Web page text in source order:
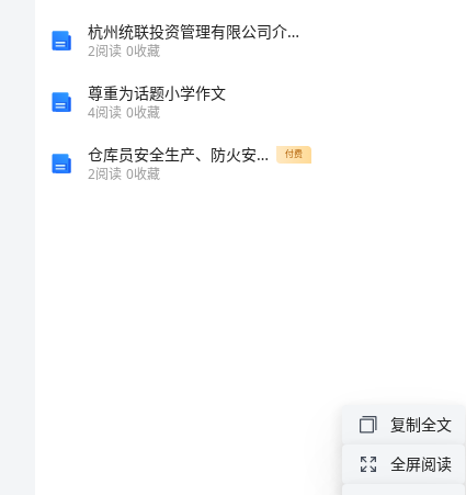
杭州统联投资管理有限公司介绍企业发展分析报告
2阅读 0收藏
尊重为话题小学作文
4阅读 0收藏
仓库员安全生产、防火安全工作职责 付费
2阅读 0收藏
复制全文
全屏阅读